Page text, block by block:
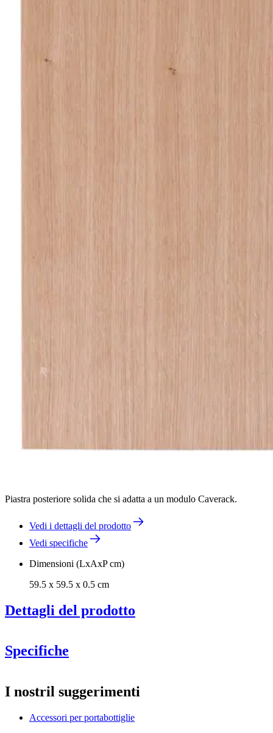
Piastra posteriore solida che si adatta a un modulo Caverack.
Vedi i dettagli del prodotto
Vedi specifiche
Dimensioni (LxAxP cm)
59.5 x 59.5 x 0.5 cm
Dettagli del prodotto
Specifiche
Numero di prodottoS6OAK
Generale
I nostril suggerimenti
Accessori per portabottiglie